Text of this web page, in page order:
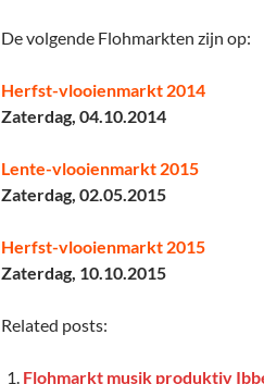
De volgende Flohmarkten zijn op:
Herfst-vlooienmarkt 2014
Zaterdag, 04.10.2014
Lente-vlooienmarkt 2015
Zaterdag, 02.05.2015
Herfst-vlooienmarkt 2015
Zaterdag, 10.10.2015
Related posts:
Flohmarkt musik produktiv